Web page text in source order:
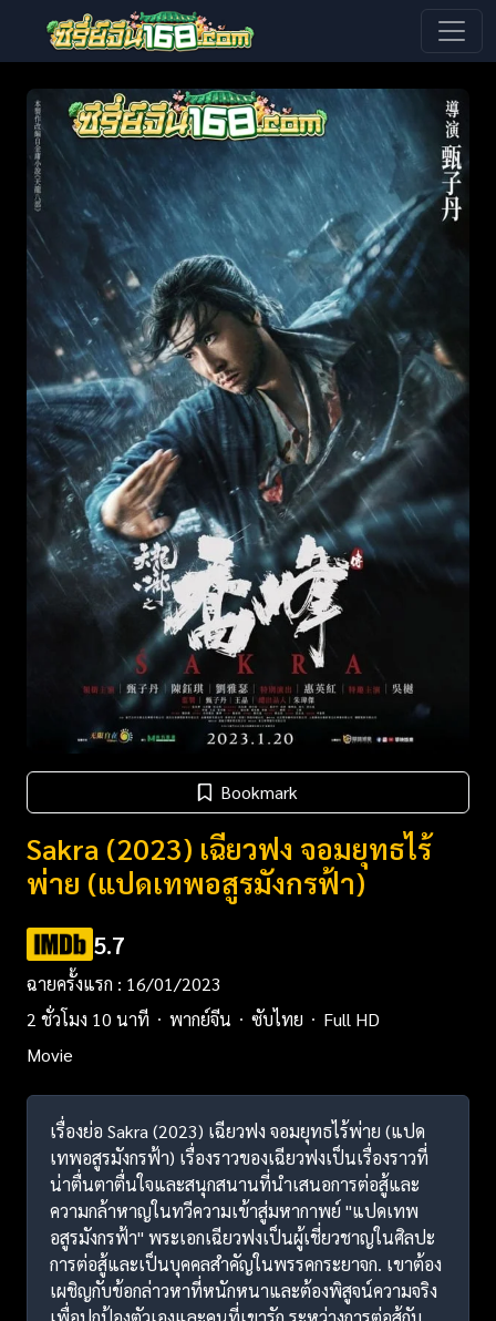
Bookmark
Sakra (2023) เฉียวฟง จอมยุทธไร้
พ่าย (แปดเทพอสูรมังกรฟ้า)
5.7
ฉายครั้งแรก : 16/01/2023
2 ชั่วโมง 10 นาที
พากย์จีน ซับไทย
Full HD
Movie
เรื่องย่อ Sakra (2023) เฉียวฟง จอมยุทธไร้พ่าย (แปด
เทพอสูรมังกรฟ้า) เรื่องราวของเฉียวฟงเป็นเรื่องราวที่
น่าตื่นตาตื่นใจและสนุกสนานที่นำเสนอการต่อสู้และ
ความกล้าหาญในทวีความเข้าสู่มหากาพย์ "แปดเทพ
อสูรมังกรฟ้า" พระเอกเฉียวฟงเป็นผู้เชี่ยวชาญในศิลปะ
การต่อสู้และเป็นบุคคลสำคัญในพรรคกระยาจก. เขาต้อง
เผชิญกับข้อกล่าวหาที่หนักหนาและต้องพิสูจน์ความจริง